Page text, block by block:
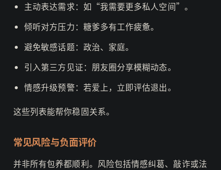
主动表达需求：如“我需要更多私人空间”。
倾听对方压力：糖爹多有工作疲惫。
避免敏感话题：政治、家庭。
引入第三方见证：朋友圈分享模糊动态。
情感升级预警：若爱上，立即评估退出。
这些列表能帮你稳固关系。
常见风险与负面评价
并非所有包养都顺利。风险包括情感纠葛、敲诈或法